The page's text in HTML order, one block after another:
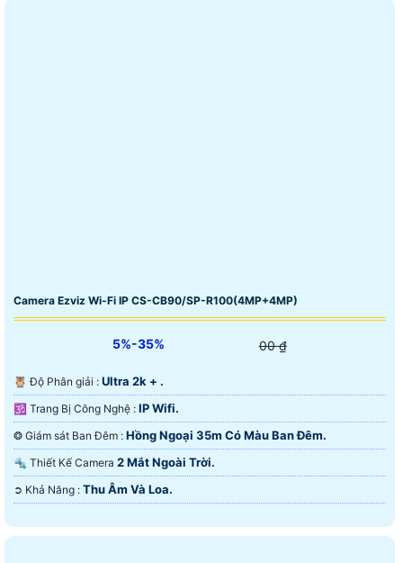
Camera Ezviz Wi-Fi IP CS-CB90/SP-R100(4MP+4MP)
5%-35% 00 ₫
🦉 Độ Phân giải : Ultra 2k + .
🕉️ Trang Bị Công Nghệ : IP Wifi.
❂ Giám sát Ban Đêm : Hồng Ngoại 35m Có Màu Ban Ðêm.
🔩 Thiết Kế Camera 2 Mắt Ngoài Trời.
️➲ Khả Năng : Thu Âm Và Loa.